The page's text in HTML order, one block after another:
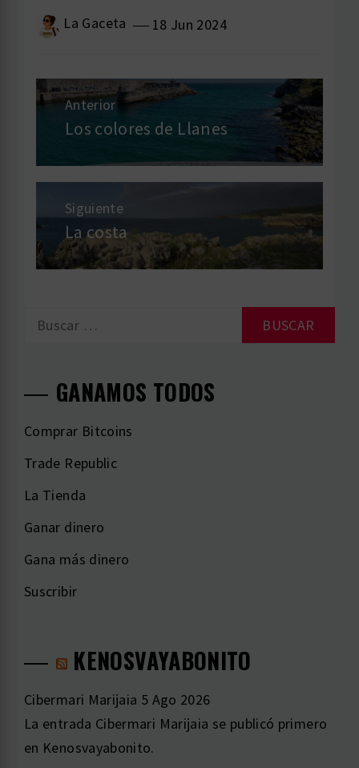
La Gaceta 18 Jun 2024
Navegación
entradas
Anterior
Entrada
Los colores de Llanes
Siguiente
Entrada
siguiente:
La costa
Buscar:
GANAMOS TODOS
Comprar Bitcoins
Trade Republic
La Tienda
Ganar dinero
Gana más dinero
Suscribir
KENOSVAYABONITO
Cibermari Marijaia 5 Ago 2026
La entrada Cibermari Marijaia se publicó primero
en Kenosvayabonito.